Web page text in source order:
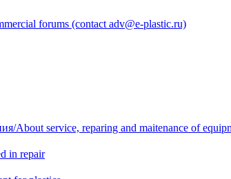
forums (contact adv@e-plastic.ru)
About service, reparing and maitenance of
in repair